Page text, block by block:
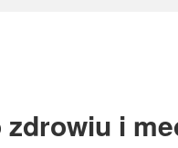
zdrowiu i